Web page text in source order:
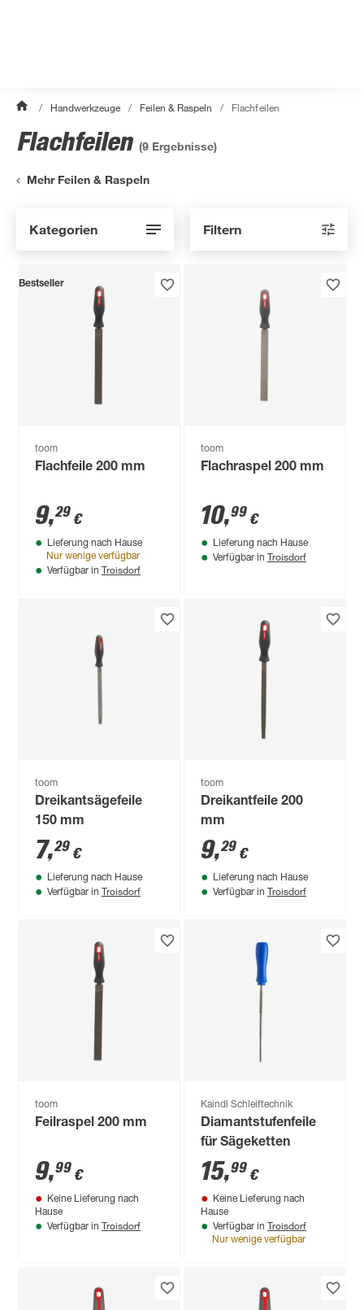
/ Handwerkzeuge / Feilen & Raspeln / Flachfeilen
Flachfeilen (9 Ergebnisse)
Mehr Feilen & Raspeln
Kategorien Filtern
Bestseller
toom
Flachfeile 200 mm
9,29 €
Lieferung nach Hause
Nur wenige verfügbar
Verfügbar in Troisdorf
toom
Flachraspel 200 mm
10,99 €
Lieferung nach Hause
Verfügbar in Troisdorf
toom
Dreikantsägefeile
150 mm
7,29 €
Lieferung nach Hause
Verfügbar in Troisdorf
toom
Dreikantfeile 200
mm
9,29 €
Lieferung nach Hause
Verfügbar in Troisdorf
toom
Feilraspel 200 mm
9,99 €
Keine Lieferung nach
Hause
Verfügbar in Troisdorf
Kaindl Schleiftechnik
Diamantstufenfeile
für Sägeketten
15,99 €
Keine Lieferung nach
Hause
Verfügbar in Troisdorf
Nur wenige verfügbar